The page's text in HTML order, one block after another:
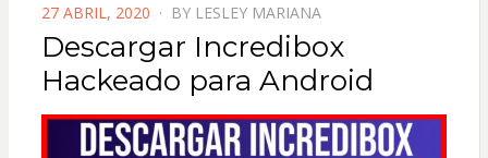
POSTED
ON
27 ABRIL, 2020 BY LESLEY MARIANA
Descargar Incredibox
Hackeado para Android